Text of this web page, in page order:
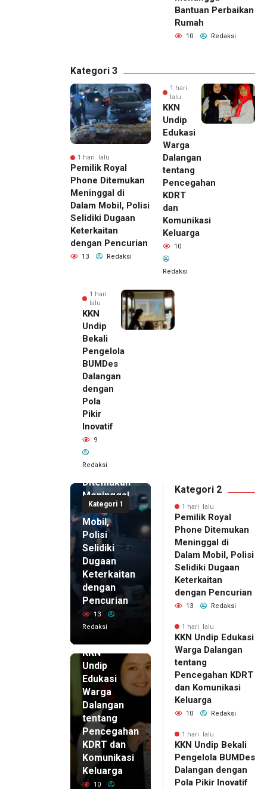
Bantuan Perbaikan
Rumah
10 Redaksi
Kategori 3
1 hari lalu
Pemilik Royal
Phone Ditemukan
Meninggal di
Dalam Mobil, Polisi
Selidiki Dugaan
Keterkaitan
dengan Pencurian
13 Redaksi
1 hari
lalu
KKN
Undip
Edukasi
Warga
Dalangan
tentang
Pencegahan
KDRT
dan
Komunikasi
Keluarga
10
Redaksi
1 hari
lalu
KKN
Undip
Bekali
Pengelola
BUMDes
Dalangan
dengan
Pola
Pikir
Inovatif
9
Redaksi
Kategori 1
1 hari lalu
Pemilik
Royal
Phone
Ditemukan
Meninggal
di Dalam
Mobil,
Polisi
Selidiki
Dugaan
Keterkaitan
dengan
Pencurian
13
Redaksi
KKN
Undip
Edukasi
Warga
Dalangan
tentang
Pencegahan
KDRT dan
Komunikasi
Keluarga
10
Kategori 2
1 hari lalu
Pemilik Royal
Phone Ditemukan
Meninggal di
Dalam Mobil, Polisi
Selidiki Dugaan
Keterkaitan
dengan Pencurian
13 Redaksi
1 hari lalu
KKN Undip Edukasi
Warga Dalangan
tentang
Pencegahan KDRT
dan Komunikasi
Keluarga
10 Redaksi
1 hari lalu
KKN Undip Bekali
Pengelola BUMDes
Dalangan dengan
Pola Pikir Inovatif